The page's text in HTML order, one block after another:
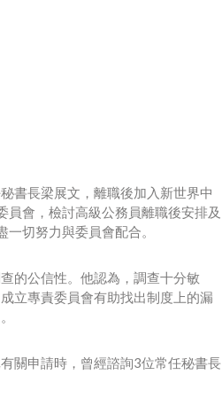
書長梁展文，離職後加入新世界中
會，檢討高級公務員離職後安排及
切努力與委員會配合。
的公信性。他認為，調查十分敏
立專責委員會有助找出制度上的漏
關申請時，曾經諮詢3位常任秘書長